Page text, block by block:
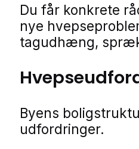
Du får konkrete
nye
tagudhæng,
Byens
udfordringer.